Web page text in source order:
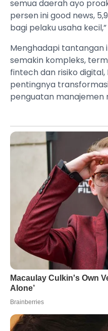
semua daerah ayo
persen ini good news,
bagi pelaku usaha
Menghadapi tantangan
semakin kompleks,
fintech dan risiko
pentingnya
penguatan manajemen